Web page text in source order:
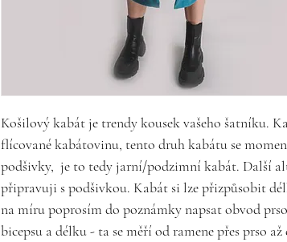
Košilový kabát je trendy kousek vašeho šatníku.
flícované kabátovinu, tento druh kabátu se
podšivky, je to tedy jarní/podzimní kabát. Další
připravuji s podšivkou. Kabát si lze přizpůsobit
na míru poprosím do poznámky napsat obvod
bicepsu a délku - ta se měří od ramene přes prso